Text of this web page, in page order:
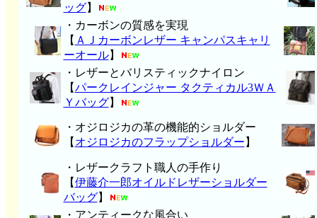
ッグ】
・カーボンの質感を実現
【 ＡＪカーボンレザー キャンパスキャリ
ーオール】
・レザーとバリスティックナイロン
【パークレインジャー タクティカル3ＷＡ
Ｙバッグ】
・オジロジカの革の機能的ショルダー
【 オジロジカのフラップショルダー 】
・レザークラフト職人の手作り
【伊藤介一郎オイルドレザーショルダー
バッグ】
・アンティークな風合い